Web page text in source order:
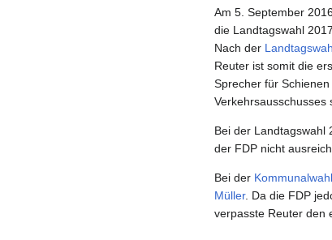
Am 5. September
die Landtagswahl
Nach der
Reuter ist somit die
Sprecher für
Verkehrsausschusses
Bei der Landtagswahl
der FDP nicht
Bei der
Müller. Da die FDP
verpasste Reuter den